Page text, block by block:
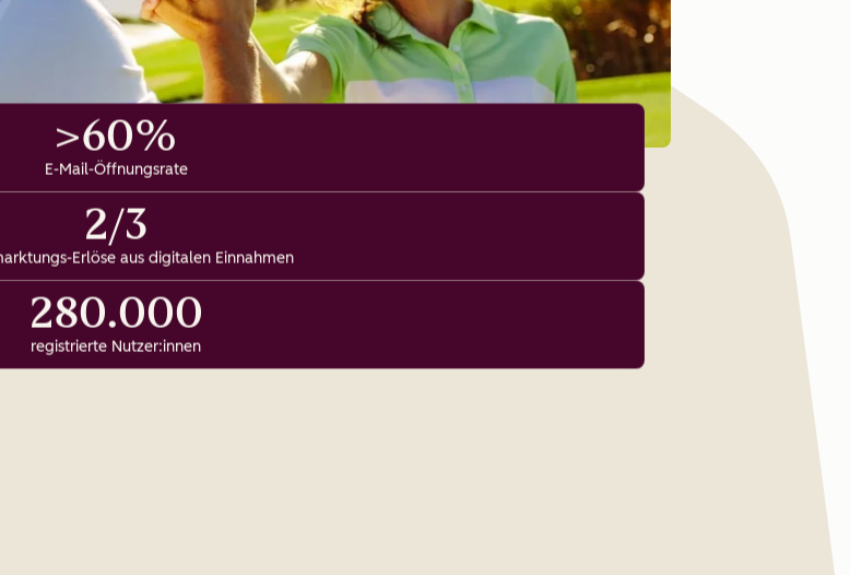
>60%
E-Mail-Öffnungsrate
2/3
Erlöse aus digitalen Einnahmen
280.000
registrierte Nutzer:innen